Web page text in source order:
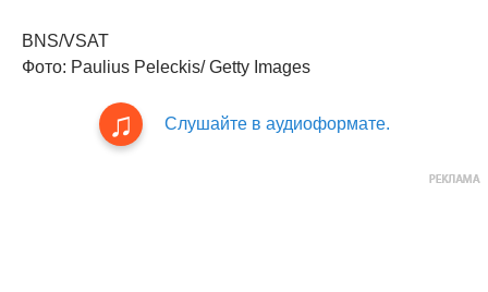
BNS/VSAT
Фото: Paulius Peleckis/ Getty Images
Слушайте в аудиоформате.